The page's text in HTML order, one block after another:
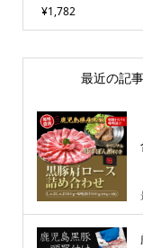
¥1,782
最近の記事